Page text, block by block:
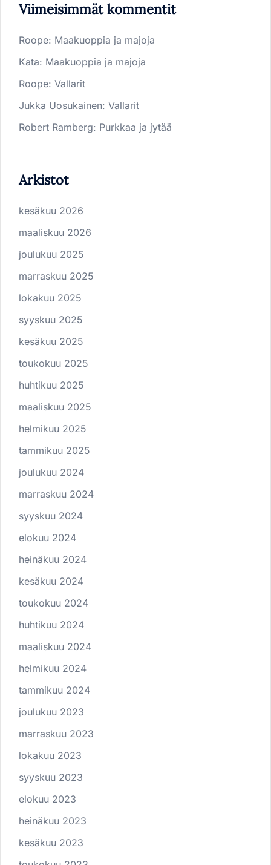
Viimeisimmät kommentit
Roope: Maakuoppia ja majoja
Kata: Maakuoppia ja majoja
Roope: Vallarit
Jukka Uosukainen: Vallarit
Robert Ramberg: Purkkaa ja jytää
Arkistot
kesäkuu 2026
maaliskuu 2026
joulukuu 2025
marraskuu 2025
lokakuu 2025
syyskuu 2025
kesäkuu 2025
toukokuu 2025
huhtikuu 2025
maaliskuu 2025
helmikuu 2025
tammikuu 2025
joulukuu 2024
marraskuu 2024
syyskuu 2024
elokuu 2024
heinäkuu 2024
kesäkuu 2024
toukokuu 2024
huhtikuu 2024
maaliskuu 2024
helmikuu 2024
tammikuu 2024
joulukuu 2023
marraskuu 2023
lokakuu 2023
syyskuu 2023
elokuu 2023
heinäkuu 2023
kesäkuu 2023